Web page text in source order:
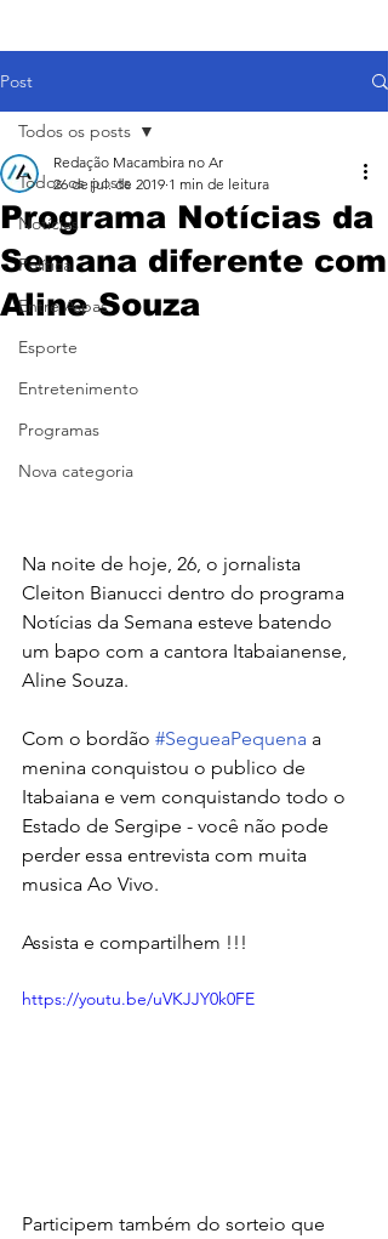
Post
Todos os posts
Notícias
Política
Entre Aspas
Esporte
Entretenimento
Programas
Nova categoria
Todos os posts
Programa Notícias da
Semana diferente com
Aline Souza
Redação Macambira no Ar
26 de jul. de 2019 1 min de leitura
Na noite de hoje, 26, o jornalista
Cleiton Bianucci dentro do programa
Notícias da Semana esteve batendo
um bapo com a cantora Itabaianense,
Aline Souza.
Com o bordão #SegueaPequena a
menina conquistou o publico de
Itabaiana e vem conquistando todo o
Estado de Sergipe - você não pode
perder essa entrevista com muita
musica Ao Vivo.
Assista e compartilhem !!!
https://youtu.be/uVKJJY0k0FE
Participem também do sorteio que